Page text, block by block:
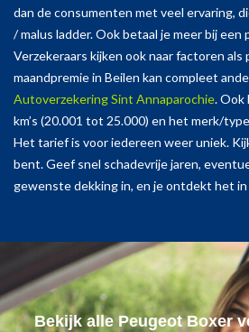
dan de consumenten met veel ervaring,
/ malus ladder. Ook betaal je meer bij een
Verzekeraars kijken ook naar factoren als
maandpremie in Beilen kan compleet
Autoverzekering Sint Annaparochie. Ook
km’s (20.001 tot 25.000) en het merk/
Het tarief is voor iedereen weer uniek.
bent. Geef snel schadevrije jaren,
gewenste dekking in, en je ontdekt het
Bekijk alle Peugeot Boxer